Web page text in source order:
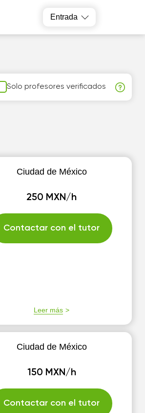
Entrada
Solo profesores verificados
Ciudad de México
250 MXN/h
Contactar con el tutor
Leer más
Ciudad de México
150 MXN/h
Contactar con el tutor